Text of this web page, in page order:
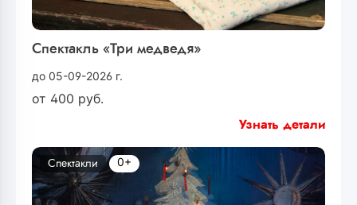
Спектакль «Три медведя»
до 05-09-2026 г.
от 400 руб.
Узнать детали
Спектакли 0+